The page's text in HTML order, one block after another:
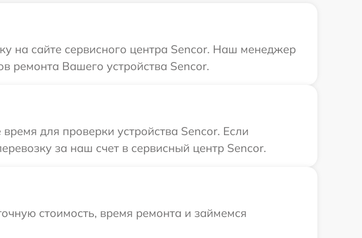
на сайте сервисного центра Sencor. Наш менеджер
ремонта Вашего устройства Sencor.
для проверки устройства Sencor. Если
за наш счет в сервисный центр Sencor.
стоимость, время ремонта и займемся